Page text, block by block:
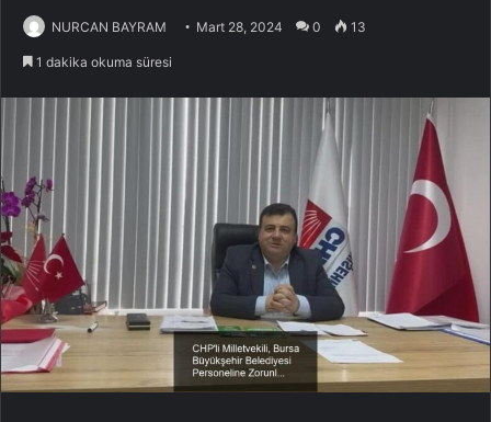
NURCAN BAYRAM Mart 28, 2024 0 13
1 dakika okuma süresi